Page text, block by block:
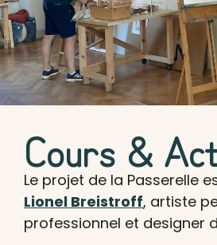
Cours &
Le projet de la Passerelle
Lionel Breistroff, artiste
professionnel et designer